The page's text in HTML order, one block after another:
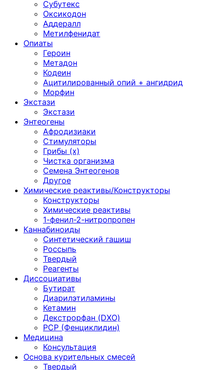
Субутекс
Оксикодон
Аддералл
Метилфенидат
Опиаты
Героин
Метадон
Кодеин
Ацитилированный опий + ангидрид
Морфин
Экстази
Экстази
Энтеогены
Афродизиаки
Стимуляторы
Грибы (х)
Чистка организма
Семена Энтеогенов
Другое
Химические реактивы/Конструкторы
Конструкторы
Химические реактивы
1-фенил-2-нитропропен
Каннабиноиды
Синтетический гашиш
Россыпь
Твердый
Реагенты
Диссоциативы
Бутират
Диарилэтиламины
Кетамин
Декстрорфан (DXO)
PCP (Фенциклидин)
Медицина
Консультация
Основа курительных смесей
Твердый